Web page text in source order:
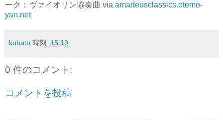
ーク：ヴァイオリン協奏曲 via amadeusclassics.otemo-
yan.net
kobato 時刻: 15:19
0 件のコメント:
コメントを投稿